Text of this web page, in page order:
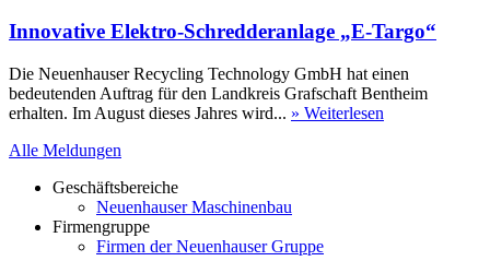
Innovative Elektro-Schredderanlage „E-Targo“
Die Neuenhauser Recycling Technology GmbH hat einen
bedeutenden Auftrag für den Landkreis Grafschaft Bentheim
erhalten. Im August dieses Jahres wird... » Weiterlesen
Alle Meldungen
Geschäftsbereiche
Neuenhauser Maschinenbau
Firmengruppe
Firmen der Neuenhauser Gruppe